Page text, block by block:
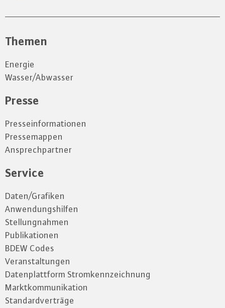
Themen
Energie
Wasser/Abwasser
Presse
Presseinformationen
Pressemappen
Ansprechpartner
Service
Daten/Grafiken
Anwendungshilfen
Stellungnahmen
Publikationen
BDEW Codes
Veranstaltungen
Datenplattform Stromkennzeichnung
Marktkommunikation
Standardverträge